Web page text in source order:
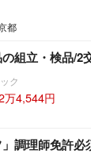
都
組立・検品/2
ク
万4,544円
」調理師免許